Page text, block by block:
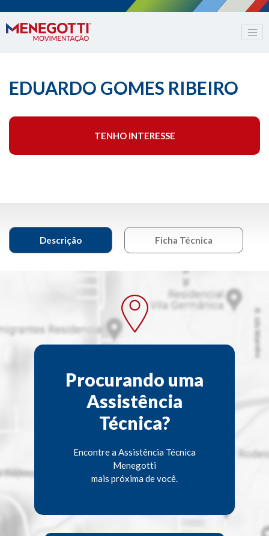
EDUARDO GOMES RIBEIRO
TENHO INTERESSE
Descrição Ficha Técnica
Procurando uma
Assistência
Técnica?
Encontre a Assistência Técnica
Menegotti
mais próxima de você.